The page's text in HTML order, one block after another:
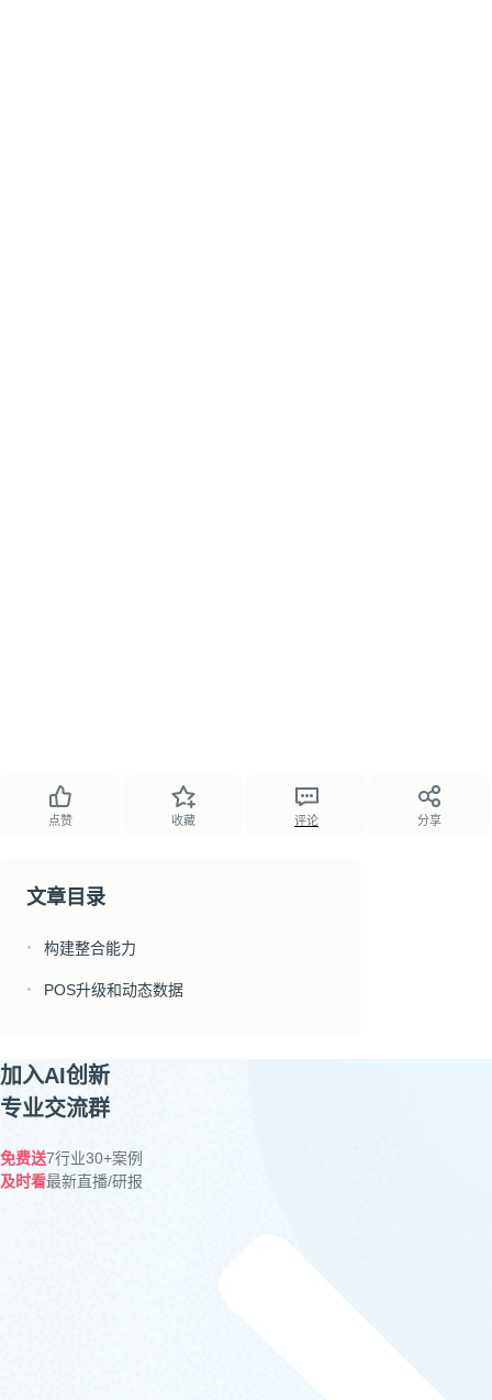
点赞 收藏 评论 分享
文章目录
● 构建整合能力
● POS升级和动态数据
加入AI创新
专业交流群
免费送7行业30+案例
及时看最新直播/研报